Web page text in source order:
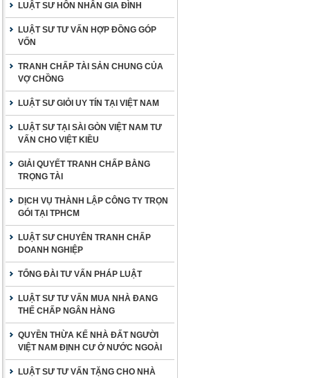
LUẬT SƯ HÔN NHÂN GIA ĐÌNH
LUẬT SƯ TƯ VẤN HỢP ĐỒNG GÓP
VỐN
TRANH CHẤP TÀI SẢN CHUNG CỦA
VỢ CHỒNG
LUẬT SƯ GIỎI UY TÍN TẠI VIỆT NAM
LUẬT SƯ TẠI SÀI GÒN VIỆT NAM TƯ
VẤN CHO VIỆT KIỀU
GIẢI QUYẾT TRANH CHẤP BẰNG
TRỌNG TÀI
DỊCH VỤ THÀNH LẬP CÔNG TY TRỌN
GÓI TẠI TPHCM
LUẬT SƯ CHUYÊN TRANH CHẤP
DOANH NGHIỆP
TỔNG ĐÀI TƯ VẤN PHÁP LUẬT
LUẬT SƯ TƯ VẤN MUA NHÀ ĐANG
THẾ CHẤP NGÂN HÀNG
QUYỀN THỪA KẾ NHÀ ĐẤT NGƯỜI
VIỆT NAM ĐỊNH CƯ Ở NƯỚC NGOÀI
LUẬT SƯ TƯ VẤN TẶNG CHO NHÀ